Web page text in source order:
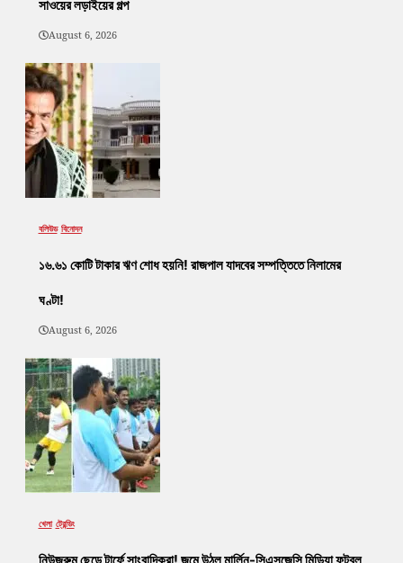
সাওয়ের লড়াইয়ের গল্প
August 6, 2026
বলিউড বিনোদন
১৬.৬১ কোটি টাকার ঋণ শোধ হয়নি! রাজপাল যাদবের সম্পত্তিতে নিলামের
ঘণ্টা!
August 6, 2026
খেলা ট্রেন্ডিং